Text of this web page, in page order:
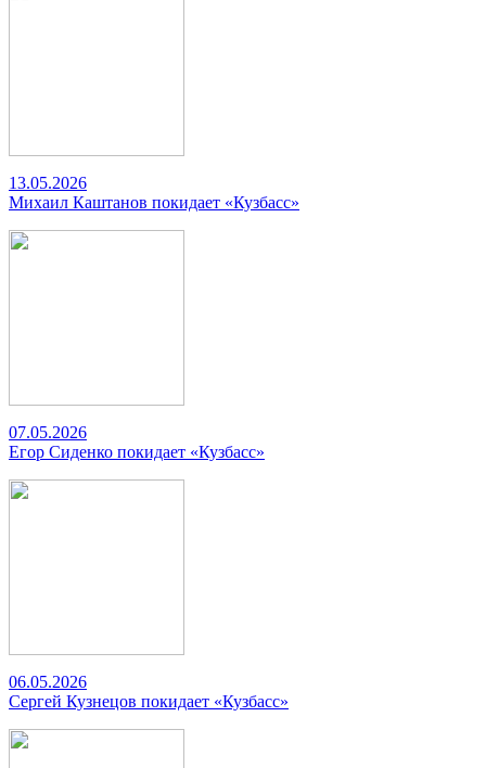
13.05.2026
Михаил Каштанов покидает «Кузбасс»
07.05.2026
Егор Сиденко покидает «Кузбасс»
06.05.2026
Сергей Кузнецов покидает «Кузбасс»